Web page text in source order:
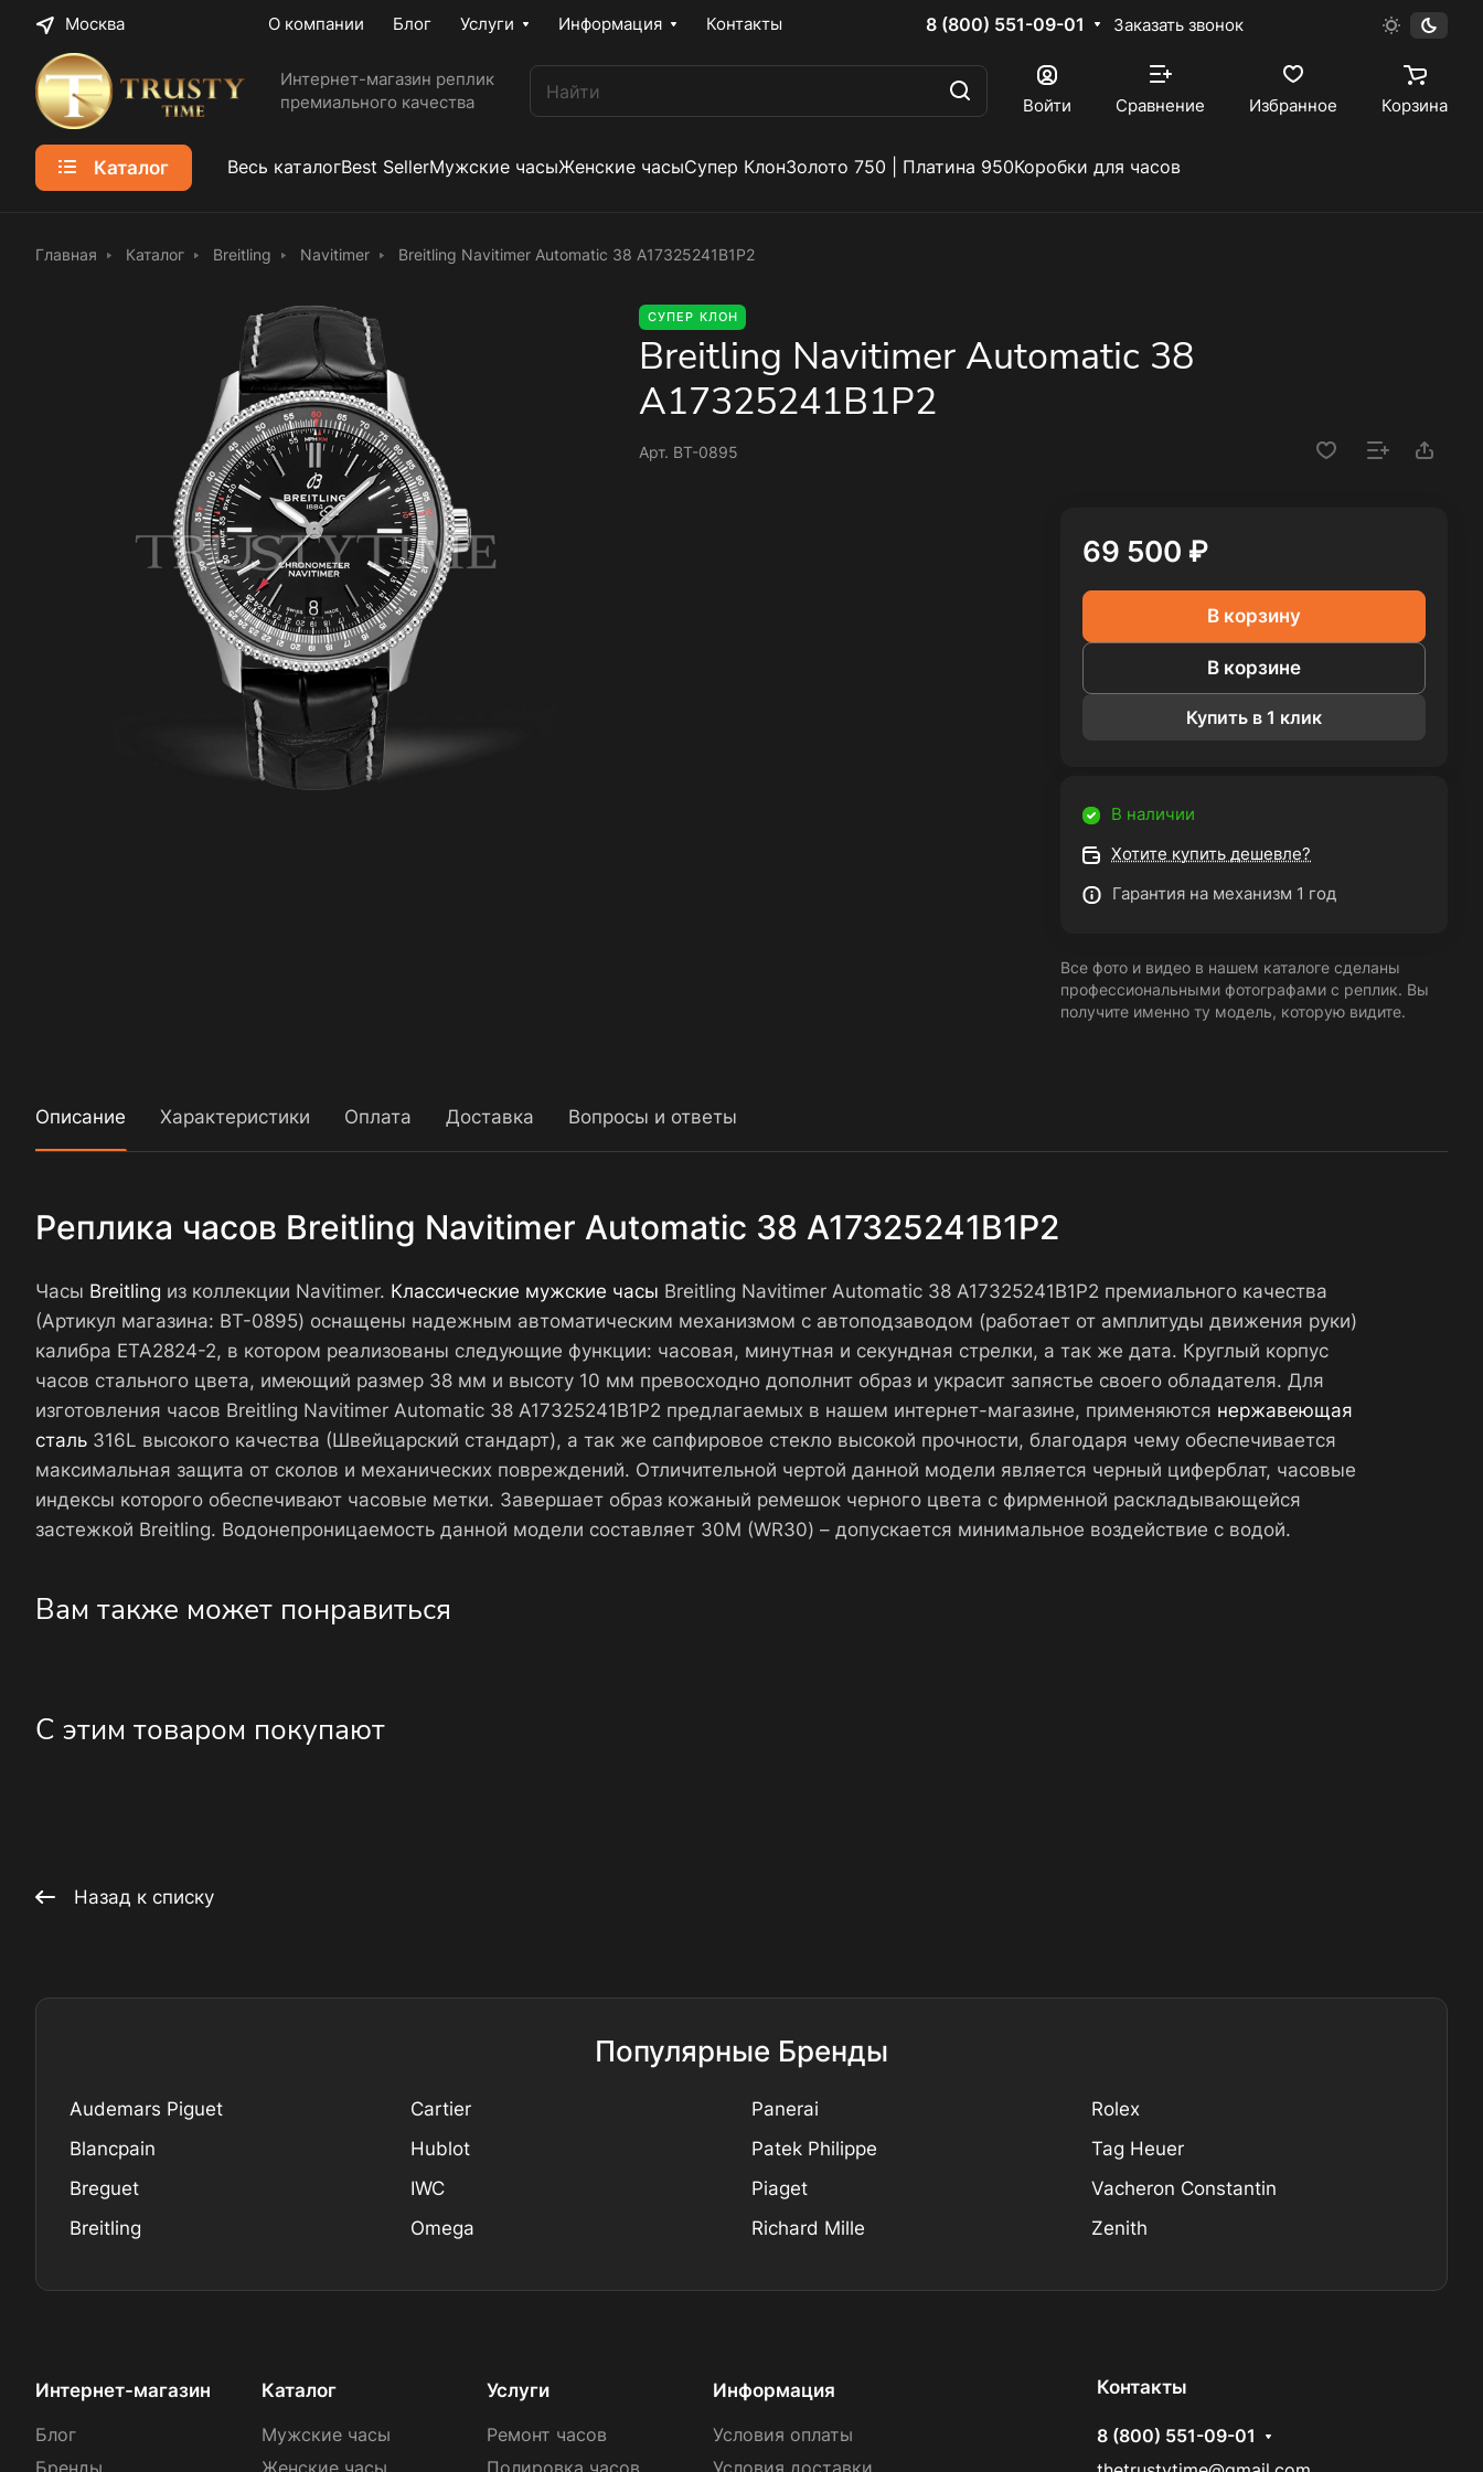
Москва О компании Блог Услуги Информация Контакты 8 (800) 551-09-01 Заказать звонок
Интернет-магазин реплик
премиального качества
Войти Сравнение Избранное Корзина
Каталог Весь каталогBest SellerМужские часыЖенские часыСупер КлонЗолото 750 | Платина 950Коробки для часов
Главная Каталог Breitling Navitimer Breitling Navitimer Automatic 38 A17325241B1P2
СУПЕР КЛОН
Breitling Navitimer Automatic 38
A17325241B1P2
Арт. BT-0895
69 500 ₽
В корзину
В корзине
Купить в 1 клик
В наличии
Хотите купить дешевле?
Гарантия на механизм 1 год
Все фото и видео в нашем каталоге сделаны
профессиональными фотографами с реплик. Вы
получите именно ту модель, которую видите.
Описание Характеристики Оплата Доставка Вопросы и ответы
Реплика часов Breitling Navitimer Automatic 38 A17325241B1P2
Часы Breitling из коллекции Navitimer. Классические мужские часы Breitling Navitimer Automatic 38 A17325241B1P2 премиального качества
(Артикул магазина: BT-0895) оснащены надежным автоматическим механизмом с автоподзаводом (работает от амплитуды движения руки)
калибра ETA2824-2, в котором реализованы следующие функции: часовая, минутная и секундная стрелки, а так же дата. Круглый корпус
часов стального цвета, имеющий размер 38 мм и высоту 10 мм превосходно дополнит образ и украсит запястье своего обладателя. Для
изготовления часов Breitling Navitimer Automatic 38 A17325241B1P2 предлагаемых в нашем интернет-магазине, применяются нержавеющая
сталь 316L высокого качества (Швейцарский стандарт), а так же сапфировое стекло высокой прочности, благодаря чему обеспечивается
максимальная защита от сколов и механических повреждений. Отличительной чертой данной модели является черный циферблат, часовые
индексы которого обеспечивают часовые метки. Завершает образ кожаный ремешок черного цвета с фирменной раскладывающейся
застежкой Breitling. Водонепроницаемость данной модели составляет 30М (WR30) – допускается минимальное воздействие с водой.
Вам также может понравиться
С этим товаром покупают
Назад к списку
Популярные Бренды
Audemars Piguet
Blancpain
Breguet
Breitling
Cartier
Hublot
IWC
Omega
Panerai
Patek Philippe
Piaget
Richard Mille
Rolex
Tag Heuer
Vacheron Constantin
Zenith
Интернет-магазин
Блог
Каталог
Мужские часы
Услуги
Ремонт часов
Информация
Условия оплаты
Контакты
8 (800) 551-09-01